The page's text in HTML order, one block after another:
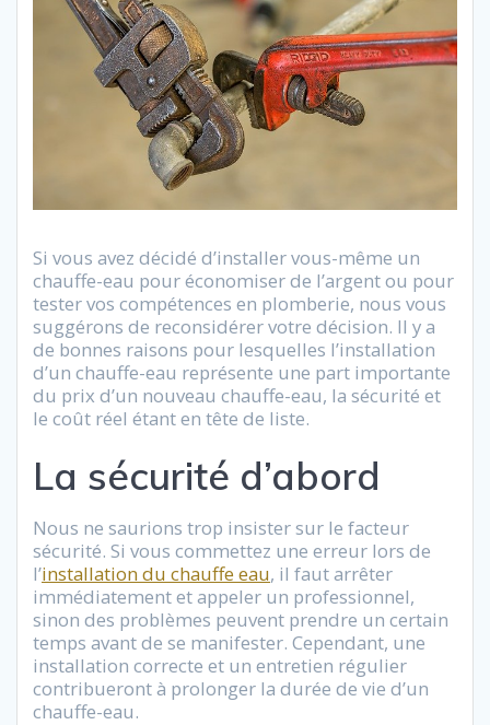
Si vous avez décidé d’installer vous-même un
chauffe-eau pour économiser de l’argent ou pour
tester vos compétences en plomberie, nous vous
suggérons de reconsidérer votre décision. Il y a
de bonnes raisons pour lesquelles l’installation
d’un chauffe-eau représente une part importante
du prix d’un nouveau chauffe-eau, la sécurité et
le coût réel étant en tête de liste.
La sécurité d’abord
Nous ne saurions trop insister sur le facteur
sécurité. Si vous commettez une erreur lors de
l’installation du chauffe eau, il faut arrêter
immédiatement et appeler un professionnel,
sinon des problèmes peuvent prendre un certain
temps avant de se manifester. Cependant, une
installation correcte et un entretien régulier
contribueront à prolonger la durée de vie d’un
chauffe-eau.